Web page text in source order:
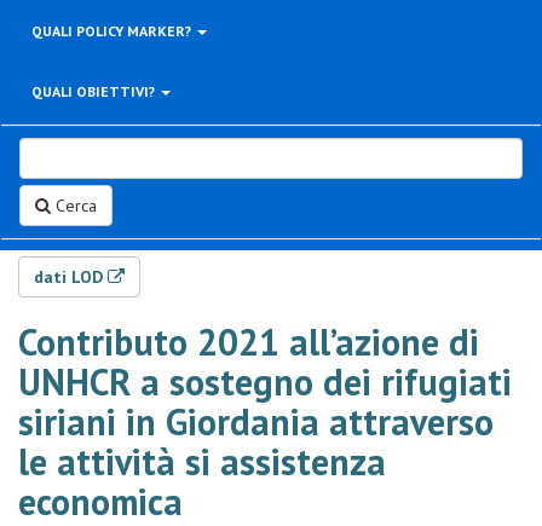
QUALI POLICY MARKER?
QUALI OBIETTIVI?
Cerca
dati LOD
Contributo 2021 all’azione di
UNHCR a sostegno dei rifugiati
siriani in Giordania attraverso
le attività si assistenza
economica